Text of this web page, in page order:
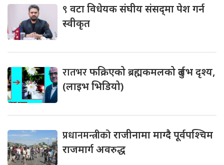
९ वटा विधेयक संघीय संसद्‌मा पेश गर्न
स्वीकृत
रातभरफक्रिएको ब्रह्मकमलको दुर्लभ दृश्य,
(लाइभ भिडियो)
प्रधानमन्त्रीकोराजीनामा माग्दै पूर्वपश्चिम
राजमार्ग अवरुद्ध